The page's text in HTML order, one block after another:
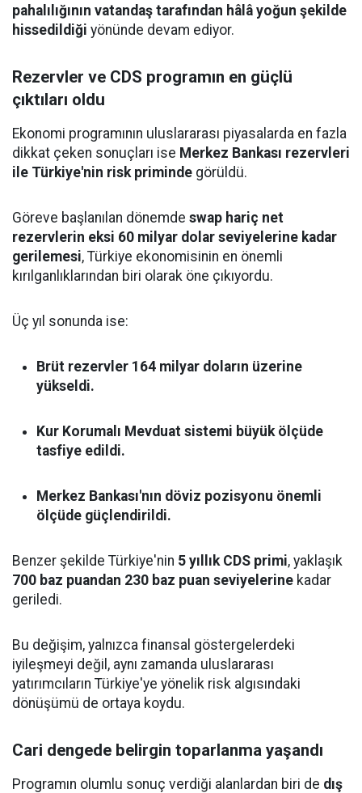
pahalılığının vatandaş tarafından hâlâ yoğun şekilde
hissedildiği yönünde devam ediyor.
Rezervler ve CDS programın en güçlü
çıktıları oldu
Ekonomi programının uluslararası piyasalarda en fazla
dikkat çeken sonuçları ise Merkez Bankası rezervleri
ile Türkiye'nin risk priminde görüldü.
Göreve başlanılan dönemde swap hariç net
rezervlerin eksi 60 milyar dolar seviyelerine kadar
gerilemesi, Türkiye ekonomisinin en önemli
kırılganlıklarından biri olarak öne çıkıyordu.
Üç yıl sonunda ise:
Brüt rezervler 164 milyar doların üzerine
yükseldi.
Kur Korumalı Mevduat sistemi büyük ölçüde
tasfiye edildi.
Merkez Bankası'nın döviz pozisyonu önemli
ölçüde güçlendirildi.
Benzer şekilde Türkiye'nin 5 yıllık CDS primi, yaklaşık
700 baz puandan 230 baz puan seviyelerine kadar
geriledi.
Bu değişim, yalnızca finansal göstergelerdeki
iyileşmeyi değil, aynı zamanda uluslararası
yatırımcıların Türkiye'ye yönelik risk algısındaki
dönüşümü de ortaya koydu.
Cari dengede belirgin toparlanma yaşandı
Programın olumlu sonuç verdiği alanlardan biri de dış